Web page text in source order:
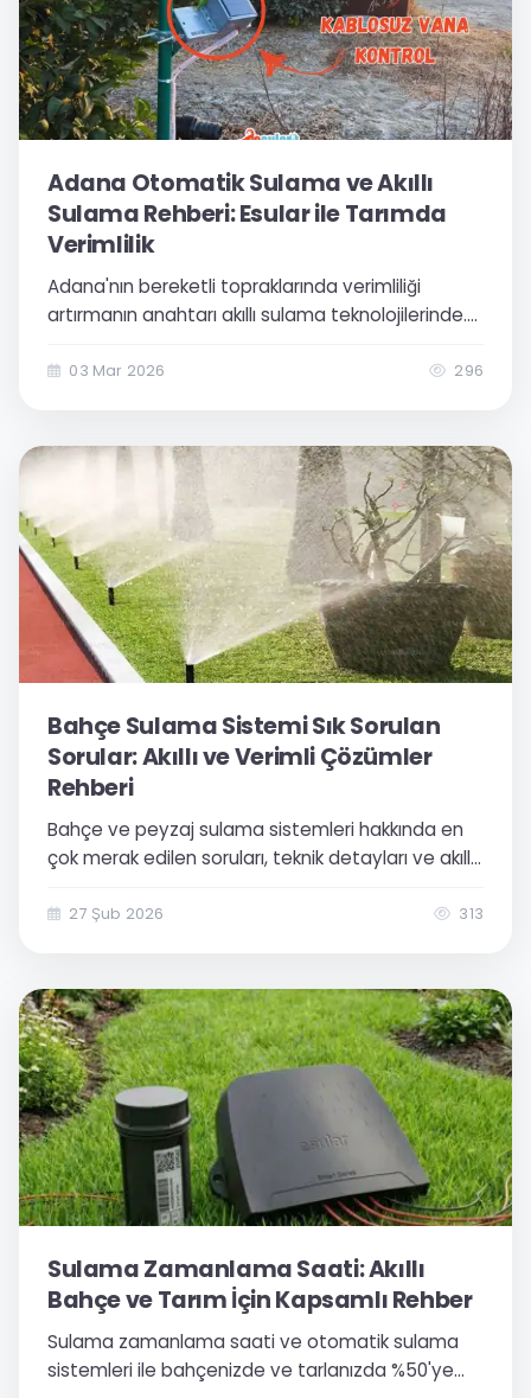
Adana Otomatik Sulama ve Akıllı
Sulama Rehberi: Esular ile Tarımda
Verimlilik
Adana'nın bereketli topraklarında verimliliği
artırmanın anahtarı akıllı sulama teknolojilerinde.
çözümleriyle Çukurova tarımında dijital
03 Mar 2026 296
Bahçe Sulama Sistemi Sık Sorulan
Sorular: Akıllı ve Verimli Çözümler
Rehberi
Bahçe ve peyzaj sulama sistemleri hakkında en
çok merak edilen soruları, teknik detayları ve akıllı
verimli bahçe bakımı için kapsamlı uzman rehberi.
27 Şub 2026 313
Sulama Zamanlama Saati: Akıllı
Bahçe ve Tarım İçin Kapsamlı Rehber
Sulama zamanlama saati ve otomatik sulama
sistemleri ile bahçenizde ve tarlanızda %50'ye